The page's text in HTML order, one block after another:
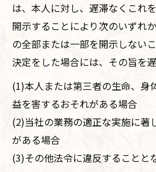
は、本人に対し、遅滞なくこれ
開示することにより次のいずれ
の全部または一部を開示しない
決定をした場合には、その旨を
(1)本人または第三者の生命、身
益を害するおそれがある場合
(2)当社の業務の適正な実施に著
がある場合
(3)その他法令に違反することと